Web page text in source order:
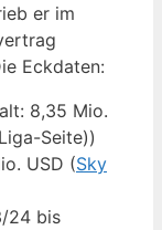
er im
Eckdaten:
8,35 Mio.
Seite))
USD (Sky
24 bis